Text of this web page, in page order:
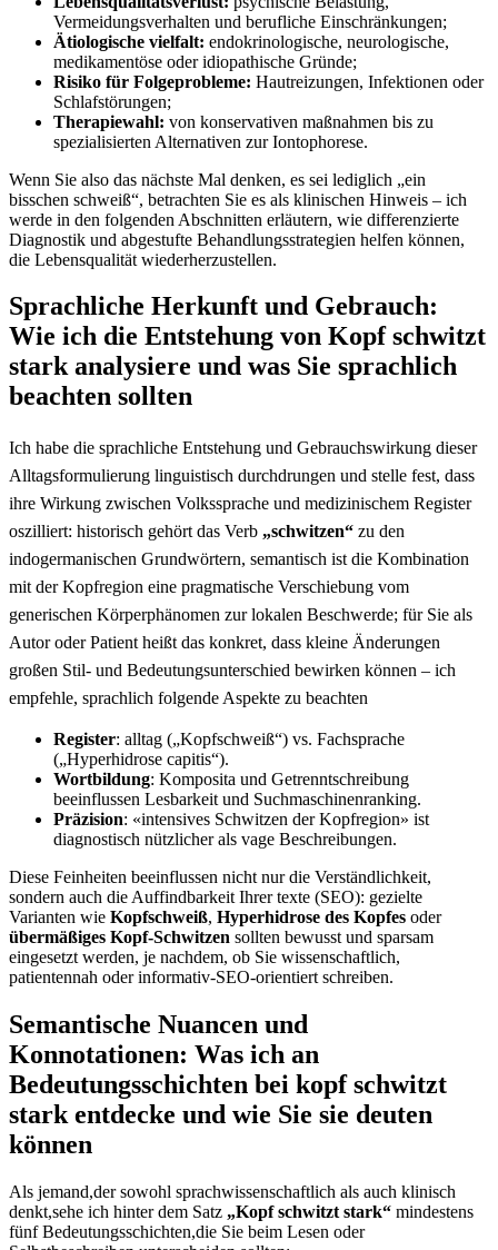
Vermeidungsverhalten und berufliche Einschränkungen;
Ätiologische vielfalt: endokrinologische, neurologische,
medikamentöse ⁤oder idiopathische Gründe;
Risiko für Folgeprobleme: Hautreizungen, Infektionen oder
Schlafstörungen;
Therapiewahl: von konservativen maßnahmen bis zu
spezialisierten Alternativen zur Iontophorese.
Wenn Sie ⁣also das nächste Mal denken, es sei lediglich „ein
bisschen schweiß“, betrachten‌ Sie es als⁣ klinischen Hinweis – ich
⁢werde in den folgenden Abschnitten erläutern, wie differenzierte‌
Diagnostik und abgestufte Behandlungsstrategien helfen können,
die Lebensqualität wiederherzustellen.
Sprachliche Herkunft und Gebrauch:
Wie ich die Entstehung von Kopf schwitzt
stark analysiere und was Sie sprachlich
⁢beachten sollten
Ich habe die‌ sprachliche Entstehung‍ und ​Gebrauchswirkung dieser
Alltagsformulierung linguistisch durchdrungen⁣ und stelle fest, dass
ihre Wirkung zwischen Volkssprache und medizinischem Register
oszilliert: historisch gehört ⁢das Verb „schwitzen“ zu den
indogermanischen⁣ Grundwörtern, semantisch ist die Kombination
mit der Kopfregion eine pragmatische Verschiebung vom
generischen Körperphänomen zur lokalen Beschwerde; für Sie ⁤als
Autor oder Patient heißt ⁢das konkret,‍ dass kleine Änderungen
großen ‍Stil- und Bedeutungsunterschied bewirken können – ich
⁢empfehle, ⁢sprachlich ‌folgende​ Aspekte zu beachten ‍
Register: alltag („Kopfschweiß“) vs. Fachsprache
(„Hyperhidrose capitis“).
Wortbildung: Komposita und Getrenntschreibung
beeinflussen Lesbarkeit und Suchmaschinenranking.
Präzision: «intensives Schwitzen der ​Kopfregion» ist
diagnostisch nützlicher als vage Beschreibungen.
Diese Feinheiten beeinflussen nicht nur die Verständlichkeit,
sondern auch die Auffindbarkeit Ihrer ‍texte‌ (SEO): gezielte
Varianten wie Kopfschweiß, Hyperhidrose⁣ des Kopfes oder
übermäßiges⁣ Kopf-Schwitzen sollten bewusst und sparsam
eingesetzt werden, je nachdem, ob Sie wissenschaftlich,
patientennah oder informativ-SEO-orientiert schreiben.
Semantische Nuancen und
Konnotationen: Was ich an
Bedeutungsschichten bei kopf schwitzt
stark entdecke und wie Sie sie deuten
können
Als jemand,der sowohl sprachwissenschaftlich als auch klinisch
denkt,sehe ich hinter dem Satz „Kopf schwitzt stark“ mindestens
fünf Bedeutungsschichten,die ‍Sie beim Lesen oder